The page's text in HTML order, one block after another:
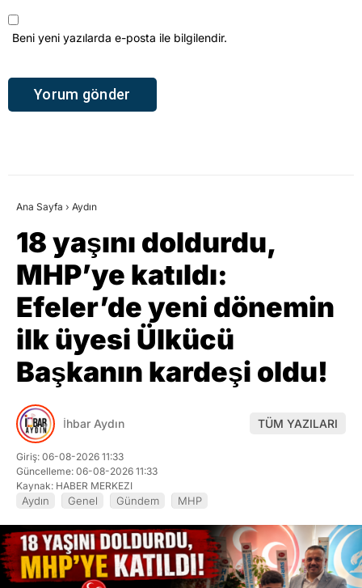
Beni yeni yazılarda e-posta ile bilgilendir.
Ana Sayfa › Aydın
18 yaşını doldurdu,
MHP’ye katıldı:
Efeler’de yeni dönemin
ilk üyesi Ülkücü
Başkanın kardeşi oldu!
İhbar Aydın TÜM YAZILARI
Giriş: 06-08-2026 11:33
Güncelleme: 06-08-2026 11:33
Kaynak: HABER MERKEZI
Aydın Genel Gündem MHP